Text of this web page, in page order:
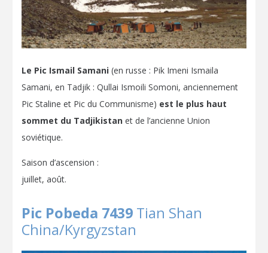
Le Pic Ismail Samani (en russe : Pik Imeni Ismaila
Samani, en Tadjik : Qullai Ismoili Somoni, anciennement
Pic Staline et Pic du Communisme) est le plus haut
sommet du Tadjikistan et de l’ancienne Union
soviétique.
Saison d’ascension :
juillet, août.
Pic Pobeda 7439 Tian Shan
China/Kyrgyzstan